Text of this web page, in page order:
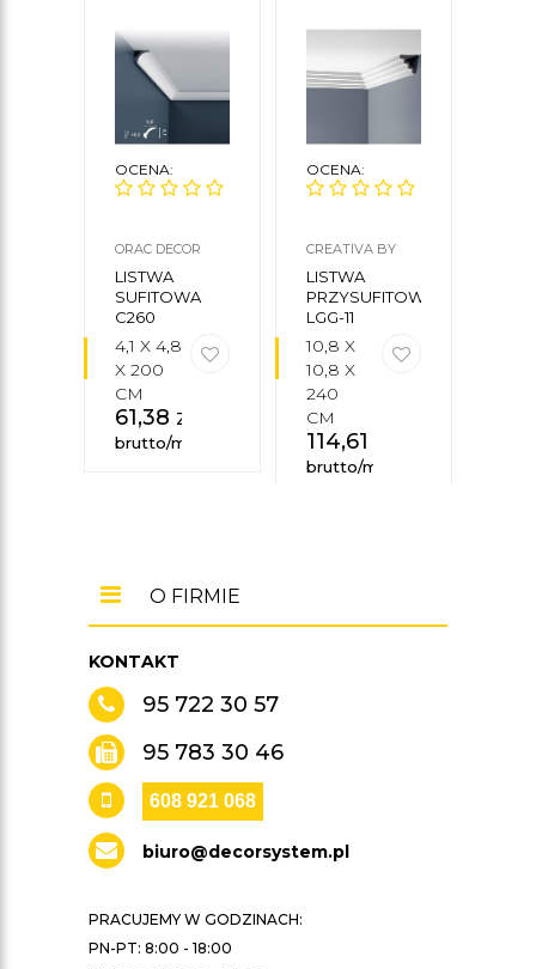
OCENA:
ORAC DECOR
LISTWA
SUFITOWA
C260
4,1 X 4,8
X 200
CM
61,38 zł
brutto/mb
OCENA:
CREATIVA BY
CEZAR
LISTWA
PRZYSUFITOWA
LGG-11
10,8 X
10,8 X
240
CM
114,61
brutto/mb
KONTAKT
95 722 30 57
95 783 30 46
608 921 068
biuro@decorsystem.pl
PRACUJEMY W GODZINACH:
PN-PT: 8:00 - 18:00
O FIRMIE